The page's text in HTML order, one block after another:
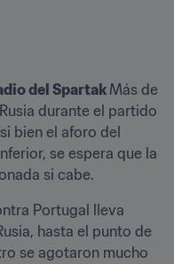
del Spartak Más de
durante el partido
bien el aforo del
se espera que la
si cabe.
Portugal lleva
hasta el punto de
se agotaron mucho